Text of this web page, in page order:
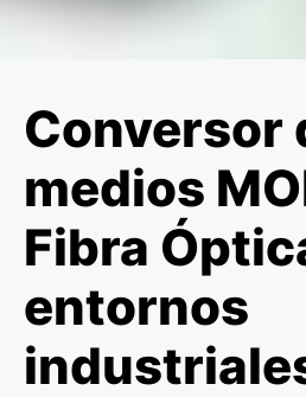
Conversor
medios
Fibra
entornos